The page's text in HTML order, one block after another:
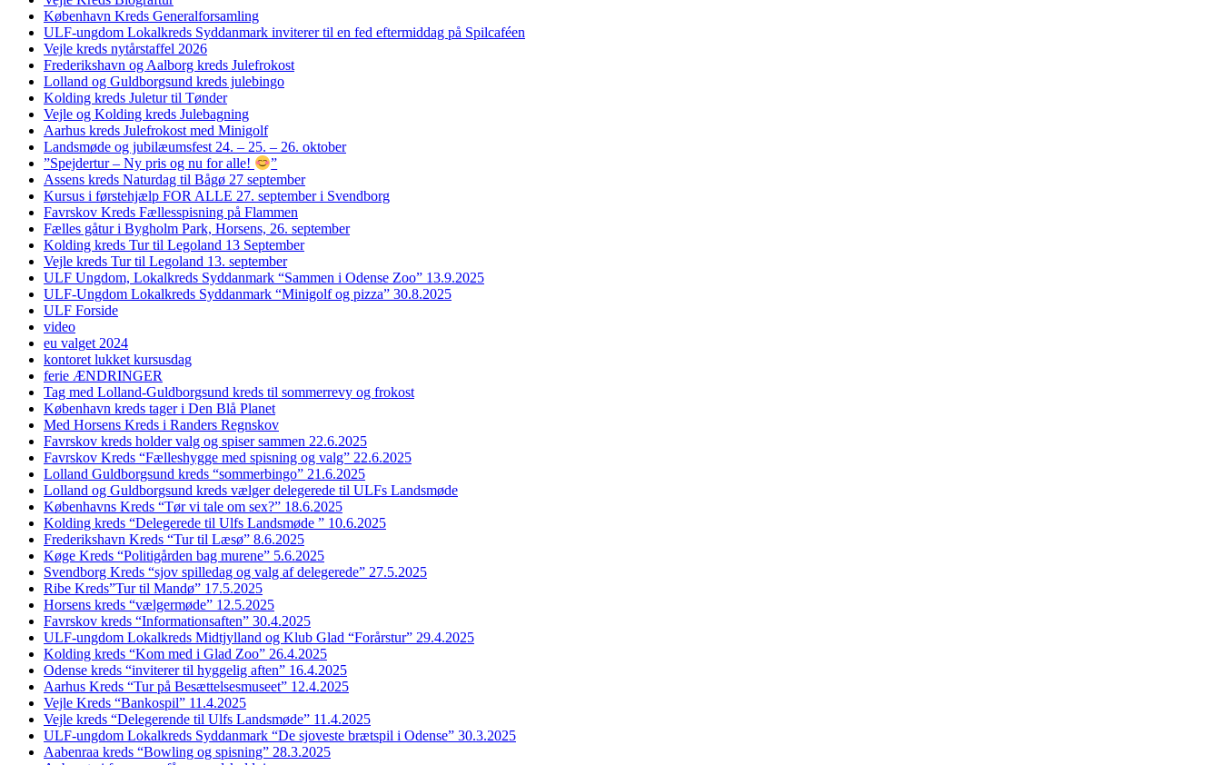
København Kreds Generalforsamling
ULF-ungdom Lokalkreds Syddanmark inviterer til en fed eftermiddag på Spilcaféen
Vejle kreds nytårstaffel 2026
Frederikshavn og Aalborg kreds Julefrokost
Lolland og Guldborgsund kreds julebingo
Kolding kreds Juletur til Tønder
Vejle og Kolding kreds Julebagning
Aarhus kreds Julefrokost med Minigolf
Landsmøde og jubilæumsfest 24. – 25. – 26. oktober
”Spejdertur – Ny pris og nu for alle!
”
Assens kreds Naturdag til Bågø 27 september
Kursus i førstehjælp FOR ALLE 27. september i Svendborg
Favrskov Kreds Fællesspisning på Flammen
Fælles gåtur i Bygholm Park, Horsens, 26. september
Kolding kreds Tur til Legoland 13 September
Vejle kreds Tur til Legoland 13. september
ULF Ungdom, Lokalkreds Syddanmark “Sammen i Odense Zoo” 13.9.2025
ULF-Ungdom Lokalkreds Syddanmark “Minigolf og pizza” 30.8.2025
ULF Forside
video
eu valget 2024
kontoret lukket kursusdag
ferie ÆNDRINGER
Tag med Lolland-Guldborgsund kreds til sommerrevy og frokost
København kreds tager i Den Blå Planet
Med Horsens Kreds i Randers Regnskov
Favrskov kreds holder valg og spiser sammen 22.6.2025
Favrskov Kreds “Fælleshygge med spisning og valg” 22.6.2025
Lolland Guldborgsund kreds “sommerbingo” 21.6.2025
Lolland og Guldborgsund kreds vælger delegerede til ULFs Landsmøde
Københavns Kreds “Tør vi tale om sex?” 18.6.2025
Kolding kreds “Delegerede til Ulfs Landsmøde ” 10.6.2025
Frederikshavn Kreds “Tur til Læsø” 8.6.2025
Køge Kreds “Politigården bag murene” 5.6.2025
Svendborg Kreds “sjov spilledag og valg af delegerede” 27.5.2025
Ribe Kreds”Tur til Mandø” 17.5.2025
Horsens kreds “vælgermøde” 12.5.2025
Favrskov kreds “Informationsaften” 30.4.2025
ULF-ungdom Lokalkreds Midtjylland og Klub Glad “Forårstur” 29.4.2025
Kolding kreds “Kom med i Glad Zoo” 26.4.2025
Odense kreds “inviterer til hyggelig aften” 16.4.2025
Aarhus Kreds “Tur på Besættelsesmuseet” 12.4.2025
Vejle Kreds “Bankospil” 11.4.2025
Vejle kreds “Delegerende til Ulfs Landsmøde” 11.4.2025
ULF-ungdom Lokalkreds Syddanmark “De sjoveste brætspil i Odense” 30.3.2025
Aabenraa kreds “Bowling og spisning” 28.3.2025